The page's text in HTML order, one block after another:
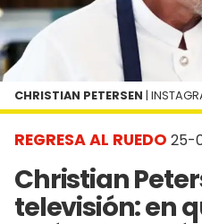
REGRESA AL RUEDO 25-
Christian
televisión: en
CHRISTIAN PETERSEN |